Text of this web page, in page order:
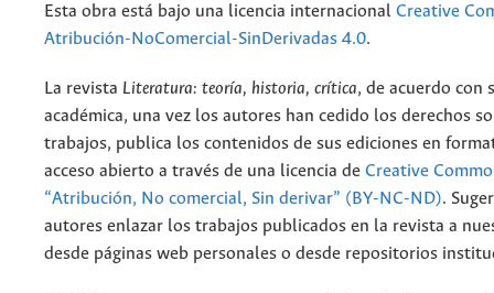
Esta obra está bajo una licencia internacional Creative
Atribución-NoComercial-SinDerivadas 4.0.
La revista Literatura: teoría, historia, crítica, de acuerdo con
académica, una vez los autores han cedido los derechos
trabajos, publica los contenidos de sus ediciones en
acceso abierto a través de una licencia de Creative
“Atribución, No comercial, Sin derivar” (BY-NC-ND).
autores enlazar los trabajos publicados en la revista a
desde páginas web personales o desde repositorios